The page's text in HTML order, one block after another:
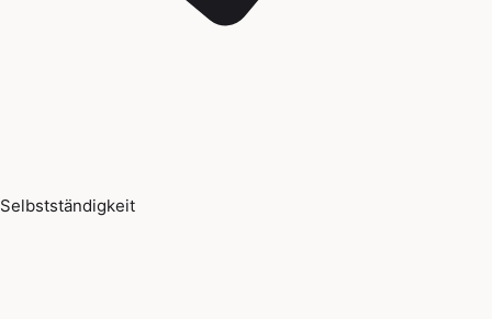
Selbstständigkeit